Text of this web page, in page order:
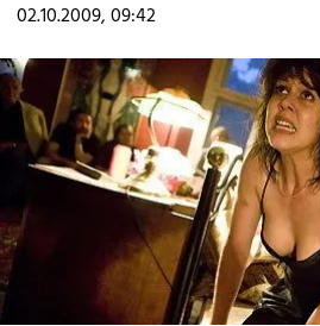
02.10.2009, 09:42